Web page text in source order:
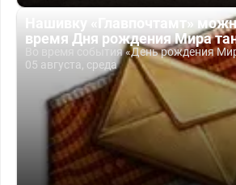
Нашивку «Главпочтамт»
время Дня рождения Мира
Во время события «День рождения
05 августа, среда